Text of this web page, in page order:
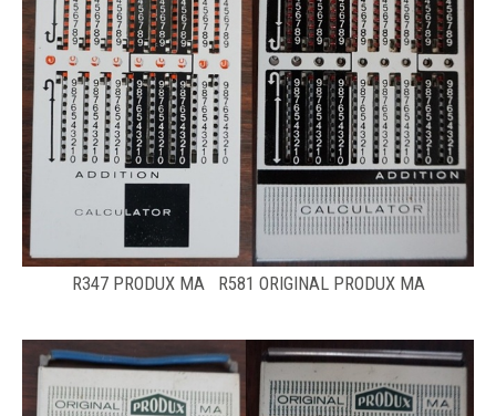
R347 PRODUX MA R581 ORIGINAL PRODUX MA